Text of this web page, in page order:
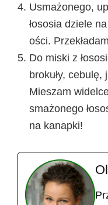
Usmażonego,
łososia dziele
ości.
Do miski z
brokuły,
Mieszam
smażonego
na kanapki!